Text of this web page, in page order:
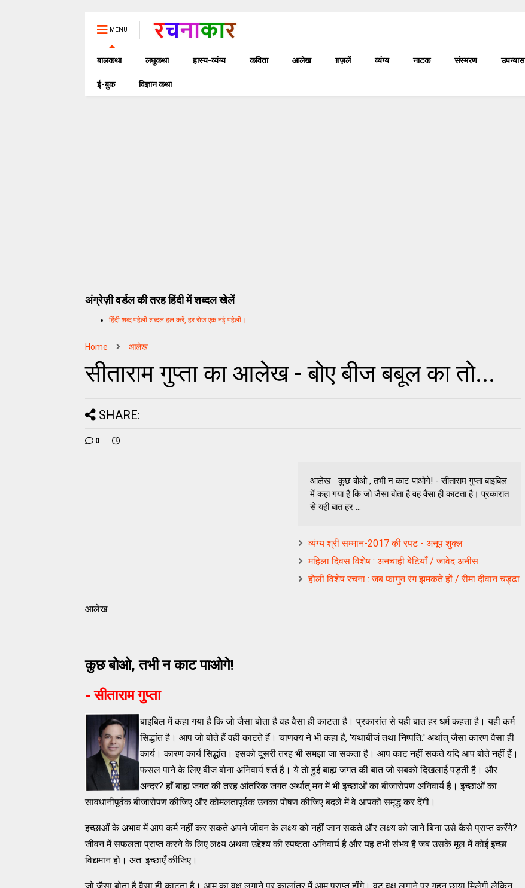
MENU
बालकथा लघुकथा हास्य-व्यंग्य कविता आलेख ग़ज़लें व्यंग्य नाटक संस्मरण उपन्यास
ई-बुक विज्ञान कथा
अंग्रेज़ी वर्डल की तरह हिंदी में शब्दल खेलें
हिंदी शब्द पहेली शब्दल हल करें, हर रोज एक नई पहेली।
Home आलेख
सीताराम गुप्ता का आलेख - बोए बीज बबूल का तो...
SHARE:
0
आलेख कुछ बोओ , तभी न काट पाओगे! - सीताराम गुप्ता बाइबिल
में कहा गया है कि जो जैसा बोता है वह वैसा ही काटता है। प्रकारांत
से यही बात हर ...
व्यंग्य श्री सम्मान-2017 की रपट - अनूप शुक्ल
महिला दिवस विशेष : अनचाही बेटियाँ / जावेद अनीस
होली विशेष रचना : जब फागुन रंग झमकते हों / रीमा दीवान चड्ढा
आलेख
कुछ बोओ,तभी न काट पाओगे!
-सीताराम गुप्ता
बाइबिल में कहा गया है कि जो जैसा बोता है वह वैसा ही काटता है। प्रकारांत से यही बात हर धर्म कहता है। यही कर्म
सिद्धांत है। आप जो बोते हैं वही काटते हैं। चाणक्य ने भी कहा है, 'यथाबीजं तथा निष्पति:' अर्थात् जैसा कारण वैसा ही
कार्य। कारण कार्य सिद्धांत। इसको दूसरी तरह भी समझा जा सकता है। आप काट नहीं सकते यदि आप बोते नहीं हैं।
फसल पाने के लिए बीज बोना अनिवार्य शर्त है। ये तो हुई बाह्य जगत की बात जो सबको दिखलाई पड़ती है। और
अन्दर? हाँ बाह्य जगत की तरह आंतरिक जगत अर्थात् मन में भी इच्छाओं का बीजारोपण अनिवार्य है। इच्छाओं का
सावधानीपूर्वक बीजारोपण कीजिए और कोमलतापूर्वक उनका पोषण कीजिए बदले में वे आपको समृद्ध कर देंगी।
इच्छाओं के अभाव में आप कर्म नहीं कर सकते अपने जीवन के लक्ष्य को नहीं जान सकते और लक्ष्य को जाने बिना उसे कैसे प्राप्त करेंगे?
जीवन में सफलता प्राप्त करने के लिए लक्ष्य अथवा उद्देश्य की स्पष्टता अनिवार्य है और यह तभी संभव है जब उसके मूल में कोई इच्छा
विद्यमान हो। अत: इच्छाएँ कीजिए।